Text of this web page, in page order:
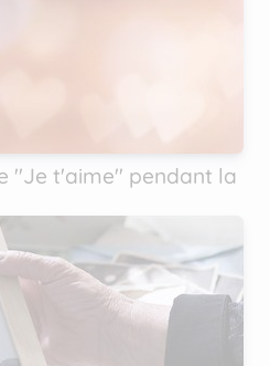
''Je t'aime'' pendant la